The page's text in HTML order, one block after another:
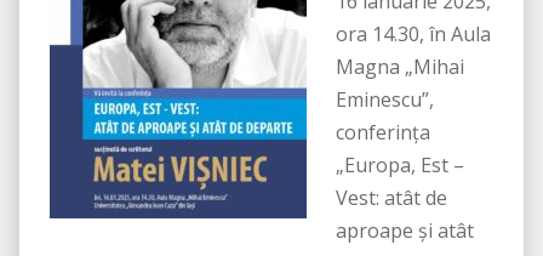
ora 14.30, în Aula
Magna „Mihai
Eminescu”,
conferința
„Europa, Est –
Vest: atât de
aproape și atât